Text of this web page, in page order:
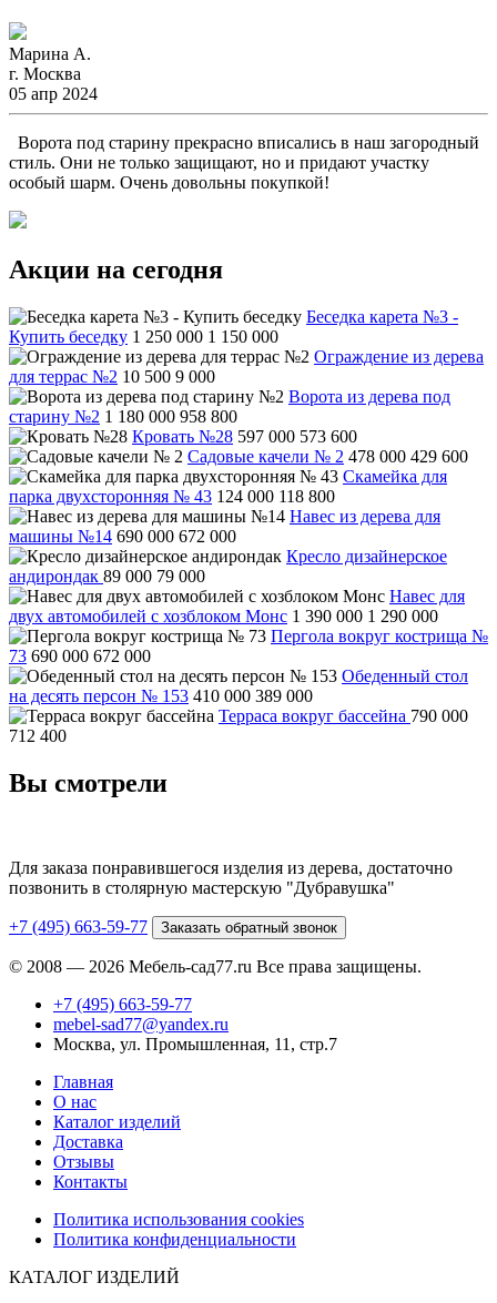
Марина А.
г. Москва
05 апр 2024
Ворота под старину прекрасно вписались в наш загородный
стиль. Они не только защищают, но и придают участку
особый шарм. Очень довольны покупкой!
Акции на сегодня
Беседка карета №3 -
Купить беседку 1 250 000 1 150 000
Ограждение из дерева
для террас №2 10 500 9 000
Ворота из дерева под
старину №2 1 180 000 958 800
Кровать №28 597 000 573 600
Садовые качели № 2 478 000 429 600
Скамейка для
парка двухсторонняя № 43 124 000 118 800
Навес из дерева для
машины №14 690 000 672 000
Кресло дизайнерское
андирондак 89 000 79 000
Навес для
двух автомобилей с хозблоком Монс 1 390 000 1 290 000
Пергола вокруг кострища №
73 690 000 672 000
Обеденный стол
на десять персон № 153 410 000 389 000
Терраса вокруг бассейна 790 000
712 400
Вы смотрели
Для заказа понравившегося изделия из дерева, достаточно
позвонить в столярную мастерскую "Дубравушка"
+7 (495) 663-59-77 Заказать обратный звонок
© 2008 — 2026 Мебель-сад77.ru Все права защищены.
+7 (495) 663-59-77
mebel-sad77@yandex.ru
Москва, ул. Промышленная, 11, стр.7
Главная
О нас
Каталог изделий
Доставка
Отзывы
Контакты
Политика использования cookies
Политика конфиденциальности
КАТАЛОГ ИЗДЕЛИЙ